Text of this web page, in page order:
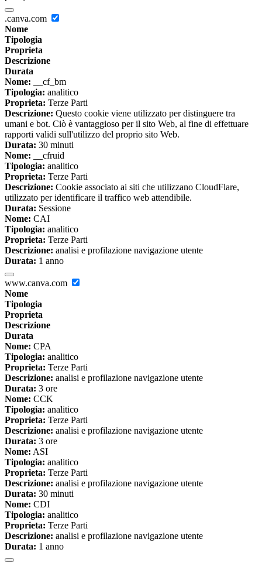
.canva.com
Nome
Tipologia
Proprieta
Descrizione
Durata
Nome: __cf_bm
Tipologia: analitico
Proprieta: Terze Parti
Descrizione: Questo cookie viene utilizzato per distinguere tra
umani e bot. Ciò è vantaggioso per il sito Web, al fine di effettuare
rapporti validi sull'utilizzo del proprio sito Web.
Durata: 30 minuti
Nome: __cfruid
Tipologia: analitico
Proprieta: Terze Parti
Descrizione: Cookie associato ai siti che utilizzano CloudFlare,
utilizzato per identificare il traffico web attendibile.
Durata: Sessione
Nome: CAI
Tipologia: analitico
Proprieta: Terze Parti
Descrizione: analisi e profilazione navigazione utente
Durata: 1 anno
www.canva.com
Nome
Tipologia
Proprieta
Descrizione
Durata
Nome: CPA
Tipologia: analitico
Proprieta: Terze Parti
Descrizione: analisi e profilazione navigazione utente
Durata: 3 ore
Nome: CCK
Tipologia: analitico
Proprieta: Terze Parti
Descrizione: analisi e profilazione navigazione utente
Durata: 3 ore
Nome: ASI
Tipologia: analitico
Proprieta: Terze Parti
Descrizione: analisi e profilazione navigazione utente
Durata: 30 minuti
Nome: CDI
Tipologia: analitico
Proprieta: Terze Parti
Descrizione: analisi e profilazione navigazione utente
Durata: 1 anno